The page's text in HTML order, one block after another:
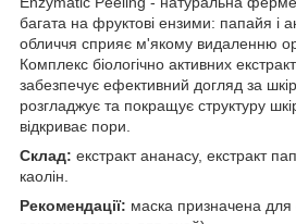
багата на фруктові ензими: папайя і
обличчя сприяє м'якому видаленню
Комплекс біологічно активних
забезпечує ефективний догляд за
розгладжує та покращує структуру
відкриває пори.
Склад: екстракт ананасу, екстракт
каолін.
Рекомендації: маска призначена